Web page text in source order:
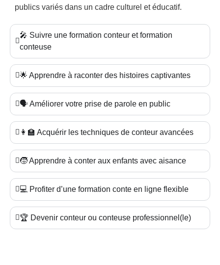
publics variés dans un cadre culturel et éducatif.
🎤 Suivre une formation conteur et formation
conteuse
🌟 Apprendre à raconter des histoires captivantes
🗣️ Améliorer votre prise de parole en public
👩‍🏫 Acquérir les techniques de conteur avancées
🧒 Apprendre à conter aux enfants avec aisance
💻 Profiter d’une formation conte en ligne flexible
🏆 Devenir conteur ou conteuse professionnel(le)